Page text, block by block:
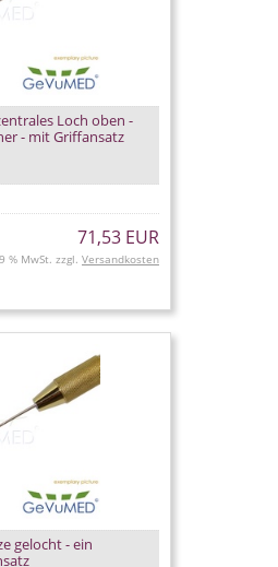
Loch oben -
- mit Griffansatz
71,53 EUR
% MwSt. zzgl. Versandkosten
gelocht - ein